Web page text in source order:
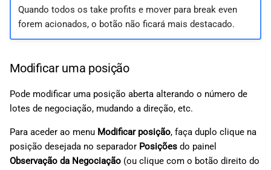
Quando todos os take profits e mover para break even
forem acionados, o botão não ficará mais destacado.
Modificar uma posição
Pode modificar uma posição aberta alterando o número de
lotes de negociação, mudando a direção, etc.
Para aceder ao menu Modificar posição, faça duplo clique na
posição desejada no separador Posições do painel
Observação da Negociação (ou clique com o botão direito do